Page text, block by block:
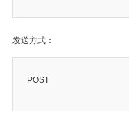
发送方式：
POST